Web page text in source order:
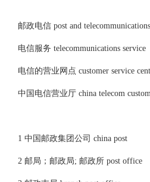
邮政电信 post and telecommunications
电信服务 telecommunications service
电信的营业网点 customer service
中国电信营业厅 china telecom
1 中国邮政集团公司 china post
2 邮局；邮政局; 邮政所 post office